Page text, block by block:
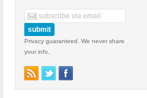
Privacy guaranteed. We never share
your info.